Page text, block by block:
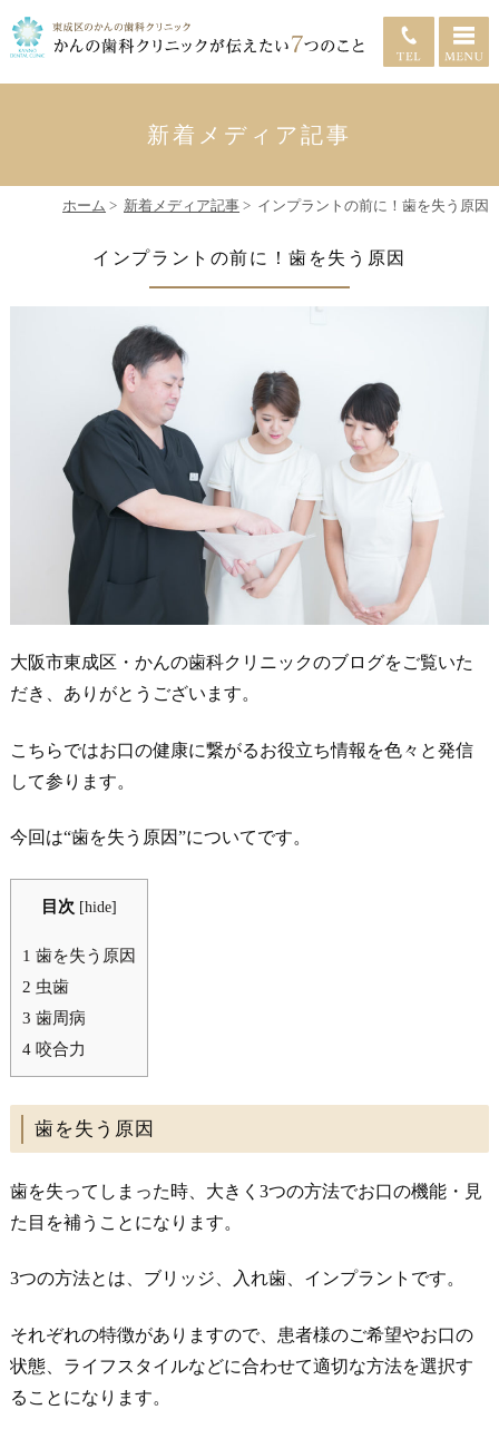
新着メディア記事
ホーム > 新着メディア記事 > インプラントの前に！歯を失う原因
インプラントの前に！歯を失う原因
大阪市東成区・かんの歯科クリニックのブログをご覧いた
だき、ありがとうございます。
こちらではお口の健康に繋がるお役立ち情報を色々と発信
して参ります。
今回は“歯を失う原因”についてです。
目次 [hide]
1 歯を失う原因
2 虫歯
3 歯周病
4咬合力
歯を失う原因
歯を失ってしまった時、大きく3つの方法でお口の機能・見
た目を補うことになります。
3つの方法とは、ブリッジ、入れ歯、インプラントです。
それぞれの特徴がありますので、患者様のご希望やお口の
状態、ライフスタイルなどに合わせて適切な方法を選択す
ることになります。